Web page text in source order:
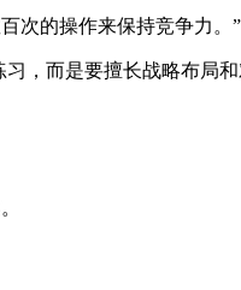
次的操作来保持竞争力。”
，而是要擅长战略布局